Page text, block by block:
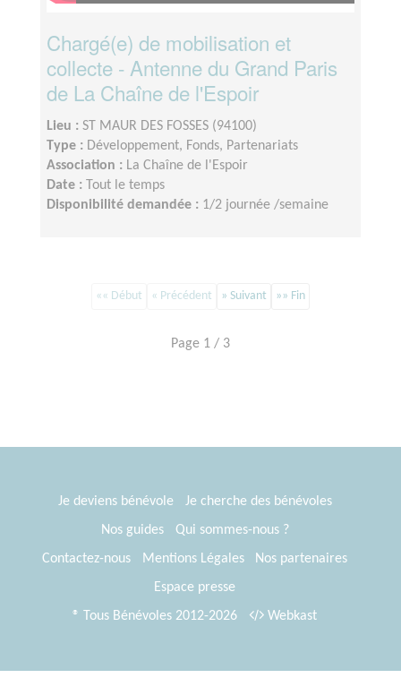
Chargé(e) de mobilisation et
collecte - Antenne du Grand Paris
de La Chaîne de l'Espoir
Lieu : ST MAUR DES FOSSES (94100)
Type : Développement, Fonds, Partenariats
Association : La Chaîne de l'Espoir
Date :
Tout le temps
Disponibilité demandée : 1/2 journée /semaine
«« Début « Précédent » Suivant »» Fin
Page 1 / 3
Je deviens bénévole
Je cherche des bénévoles
Nos guides
Qui sommes-nous ?
Contactez-nous
Mentions Légales
Nos partenaires
Espace presse
® Tous Bénévoles 2012-2026
Webkast